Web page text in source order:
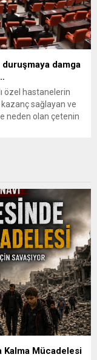
duruşmaya damga
özel hastanelerin
sağlayan ve
neden olan çetenin
yer yoktu” dedi.
Kalma Mücadelesi